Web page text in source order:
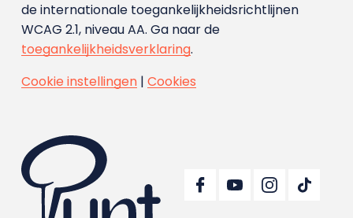
de internationale toegankelijkheidsrichtlijnen
WCAG 2.1, niveau AA. Ga naar de
toegankelijkheidsverklaring.
Cookie instellingen| Cookies